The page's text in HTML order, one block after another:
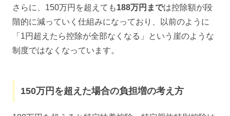
さらに、150万円を超えても188万円までは控除額が段
階的に減っていく仕組みになっており、以前のように
「1円超えたら控除が全部なくなる」という崖のような
制度ではなくなっています。
150万円を超えた場合の負担増の考え方